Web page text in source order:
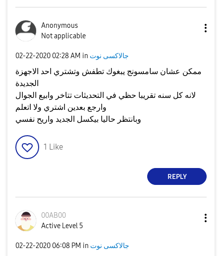
Anonymous
Not applicable
‎02-22-2020 02:28 AM in جالاكسى نوت
ممكن عشان سامسونج يبغوك تطفش وتشتري احد الاجهزة
الجديدة
لانه كل سنه تقريبا حظي في التحديثات تتاخر وابيع الجوال
وارجع بعدين اشتري ولا اتعلم
وبانتظر حاليا بيكسل الجديد واريح نفسي
1 Like
REPLY
00AB00
Active Level 5
‎02-22-2020 06:08 PM in جالاكسى نوت